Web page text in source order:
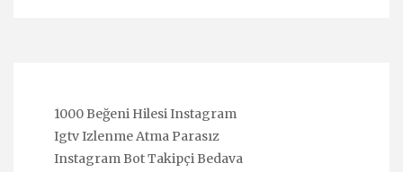
1000 Beğeni Hilesi Instagram
Igtv Izlenme Atma Parasız
Instagram Bot Takipçi Bedava